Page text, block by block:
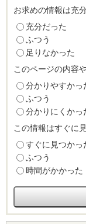
お求めの情報は充
充分だった
ふつう
足りなかった
このページの内容
分かりやすかっ
ふつう
分かりにくかっ
この情報はすぐに
すぐに見つかっ
ふつう
時間がかかった